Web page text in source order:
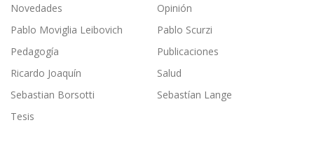
Novedades
Opinión
Pablo Moviglia Leibovich
Pablo Scurzi
Pedagogía
Publicaciones
Ricardo Joaquín
Salud
Sebastian Borsotti
Sebastían Lange
Tesis